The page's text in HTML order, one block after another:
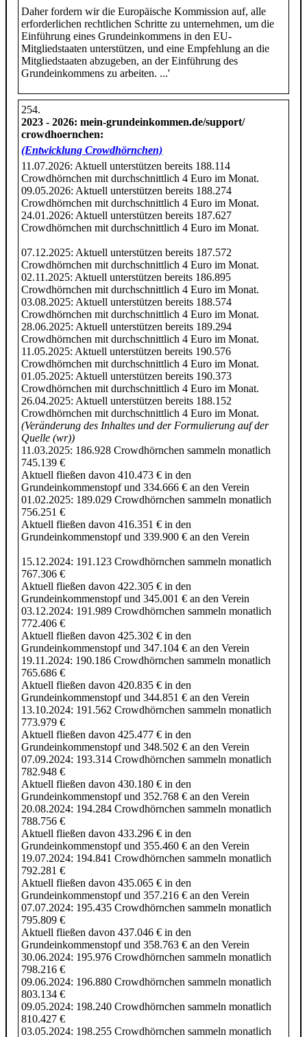
Daher fordern wir die Europäische Kommission auf, alle
erforderlichen rechtlichen Schritte zu unternehmen, um die
Einführung eines Grundeinkommens in den EU-
Mitgliedstaaten unterstützen, und eine Empfehlung an die
Mitgliedstaaten abzugeben, an der Einführung des
Grundeinkommens zu arbeiten. ...'
2023 - 2026: mein-grundeinkommen.de/​support/​
crowdhoernchen:
(Entwicklung Crowdhörnchen)
11.07.2026: Aktuell unterstützen bereits 188.114
Crowdhörnchen mit durchschnittlich 4 Euro im Monat.
09.05.2026: Aktuell unterstützen bereits 188.274
Crowdhörnchen mit durchschnittlich 4 Euro im Monat.
24.01.2026: Aktuell unterstützen bereits 187.627
Crowdhörnchen mit durchschnittlich 4 Euro im Monat.
07.12.2025: Aktuell unterstützen bereits 187.572
Crowdhörnchen mit durchschnittlich 4 Euro im Monat.
02.11.2025: Aktuell unterstützen bereits 186.895
Crowdhörnchen mit durchschnittlich 4 Euro im Monat.
03.08.2025: Aktuell unterstützen bereits 188.574
Crowdhörnchen mit durchschnittlich 4 Euro im Monat.
28.06.2025: Aktuell unterstützen bereits 189.294
Crowdhörnchen mit durchschnittlich 4 Euro im Monat.
11.05.2025: Aktuell unterstützen bereits 190.576
Crowdhörnchen mit durchschnittlich 4 Euro im Monat.
01.05.2025: Aktuell unterstützen bereits 190.373
Crowdhörnchen mit durchschnittlich 4 Euro im Monat.
26.04.2025: Aktuell unterstützen bereits 188.152
Crowdhörnchen mit durchschnittlich 4 Euro im Monat.
(Veränderung des Inhaltes und der Formulierung auf der
Quelle (wr))
11.03.2025: 186.928 Crowdhörnchen sammeln monatlich
745.139 €
Aktuell fließen davon 410.473 € in den
Grundeinkommenstopf und 334.666 € an den Verein
01.02.2025: 189.029 Crowdhörnchen sammeln monatlich
756.251 €
Aktuell fließen davon 416.351 € in den
Grundeinkommenstopf und 339.900 € an den Verein
15.12.2024: 191.123 Crowdhörnchen sammeln monatlich
767.306 €
Aktuell fließen davon 422.305 € in den
Grundeinkommenstopf und 345.001 € an den Verein
03.12.2024: 191.989 Crowdhörnchen sammeln monatlich
772.406 €
Aktuell fließen davon 425.302 € in den
Grundeinkommenstopf und 347.104 € an den Verein
19.11.2024: 190.186 Crowdhörnchen sammeln monatlich
765.686 €
Aktuell fließen davon 420.835 € in den
Grundeinkommenstopf und 344.851 € an den Verein
13.10.2024: 191.562 Crowdhörnchen sammeln monatlich
773.979 €
Aktuell fließen davon 425.477 € in den
Grundeinkommenstopf und 348.502 € an den Verein
07.09.2024: 193.314 Crowdhörnchen sammeln monatlich
782.948 €
Aktuell fließen davon 430.180 € in den
Grundeinkommenstopf und 352.768 € an den Verein
20.08.2024: 194.284 Crowdhörnchen sammeln monatlich
788.756 €
Aktuell fließen davon 433.296 € in den
Grundeinkommenstopf und 355.460 € an den Verein
19.07.2024: 194.841 Crowdhörnchen sammeln monatlich
792.281 €
Aktuell fließen davon 435.065 € in den
Grundeinkommenstopf und 357.216 € an den Verein
07.07.2024: 195.435 Crowdhörnchen sammeln monatlich
795.809 €
Aktuell fließen davon 437.046 € in den
Grundeinkommenstopf und 358.763 € an den Verein
30.06.2024: 195.976 Crowdhörnchen sammeln monatlich
798.216 €
09.06.2024: 196.880 Crowdhörnchen sammeln monatlich
803.134 €
09.05.2024: 198.240 Crowdhörnchen sammeln monatlich
810.427 €
03.05.2024: 198.255 Crowdhörnchen sammeln monatlich